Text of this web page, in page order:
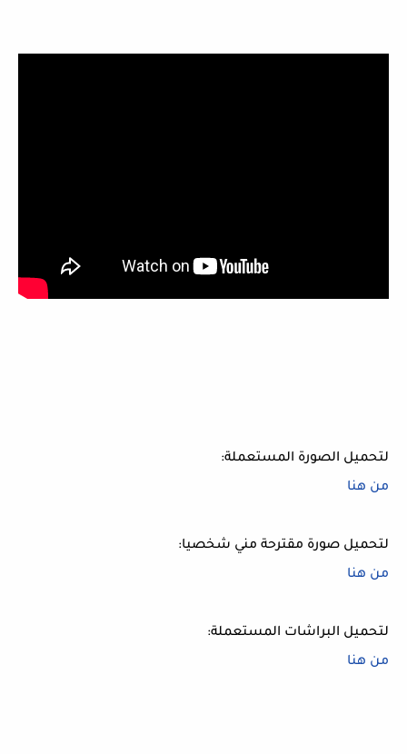
لتحميل الصورة المستعملة:
من هنا
لتحميل صورة مقترحة مني شخصيا:
من هنا
لتحميل البراشات المستعملة:
من هنا